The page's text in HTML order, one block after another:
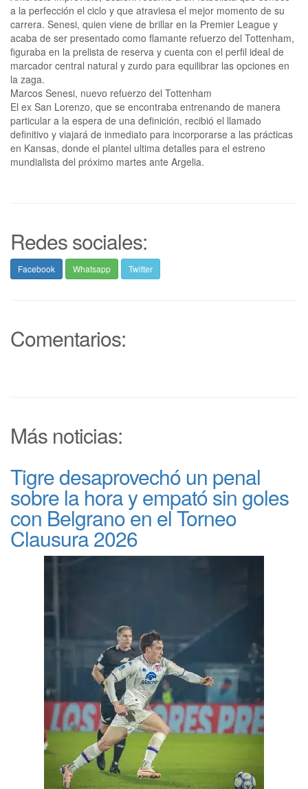
a la perfección el ciclo y que atraviesa el mejor momento de su
carrera. Senesi, quien viene de brillar en la Premier League y
acaba de ser presentado como flamante refuerzo del Tottenham,
figuraba en la prelista de reserva y cuenta con el perfil ideal de
marcador central natural y zurdo para equilibrar las opciones en
la zaga.
Marcos Senesi, nuevo refuerzo del Tottenham
El ex San Lorenzo, que se encontraba entrenando de manera
particular a la espera de una definición, recibió el llamado
definitivo y viajará de inmediato para incorporarse a las prácticas
en Kansas, donde el plantel ultima detalles para el estreno
mundialista del próximo martes ante Argelia.
Redes sociales:
Facebook Whatsapp Twitter
Comentarios:
Más noticias:
Tigre desaprovechó un penal
sobre la hora y empató sin goles
con Belgrano en el Torneo
Clausura 2026